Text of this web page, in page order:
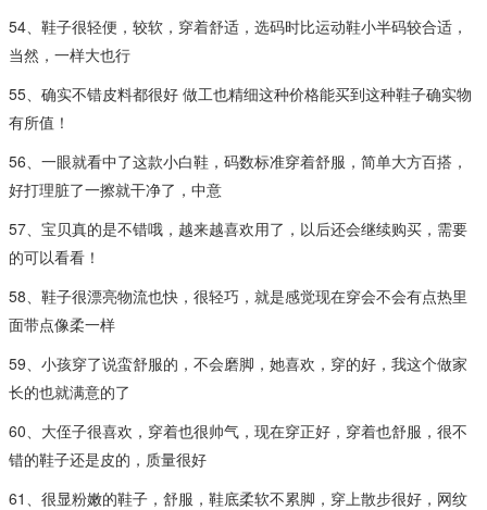
54、鞋子很轻便，较软，穿着舒适，选码时比运动鞋小半码较合适，
当然，一样大也行
55、确实不错皮料都很好 做工也精细这种价格能买到这种鞋子确实物
有所值！
56、一眼就看中了这款小白鞋，码数标准穿着舒服，简单大方百搭，
好打理脏了一擦就干净了，中意
57、宝贝真的是不错哦，越来越喜欢用了，以后还会继续购买，需要
的可以看看！
58、鞋子很漂亮物流也快，很轻巧，就是感觉现在穿会不会有点热里
面带点像柔一样
59、小孩穿了说蛮舒服的，不会磨脚，她喜欢，穿的好，我这个做家
长的也就满意的了
60、大侄子很喜欢，穿着也很帅气，现在穿正好，穿着也舒服，很不
错的鞋子还是皮的，质量很好
61、很显粉嫩的鞋子，舒服，鞋底柔软不累脚，穿上散步很好，网纹